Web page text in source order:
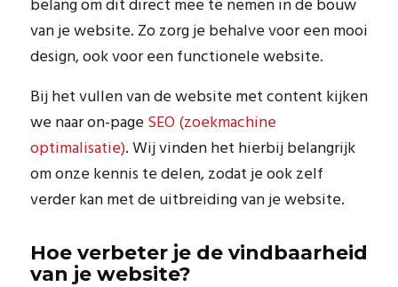
belang om dit direct mee te nemen in de bouw
van je website. Zo zorg je behalve voor een mooi
design, ook voor een functionele website.
Bij het vullen van de website met content kijken
we naar on-pageSEO (zoekmachine
optimalisatie). Wij vinden het hierbij belangrijk
om onze kennis te delen, zodat je ook zelf
verder kan met de uitbreiding van je website.
Hoe verbeter je de vindbaarheid
van je website?